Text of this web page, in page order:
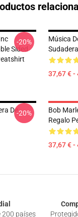
Sided
-20%
Música
Sudadera
37,67 € -
De-20%
Bob
Regalo
37,67 € -
200 países